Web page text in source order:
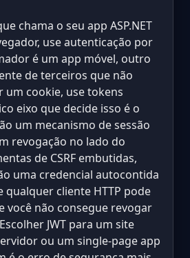
chama o seu app ASP.NET
use autenticação por
é um app móvel, outro
de terceiros que não
um cookie, use tokens
eixo que decide isso é o
um mecanismo de sessão
revogação no lado do
de CSRF embutidas,
uma credencial autocontida
qualquer cliente HTTP pode
você não consegue revogar
JWT para um site
ou um single-page app